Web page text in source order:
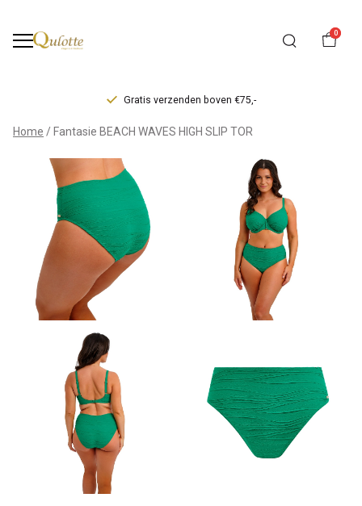
0
Gratis verzenden boven €75,-
Fantasie
BEACH
WAVES
HIGH
SLIP
TOR
Qulotte
Home Fantasie BEACH WAVES HIGH SLIP TOR